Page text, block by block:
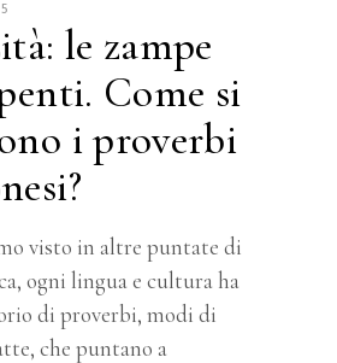
le zampe
Come si
i proverbi
visto in altre puntate di
ogni lingua e cultura ha
di proverbi, modi di
che puntano a